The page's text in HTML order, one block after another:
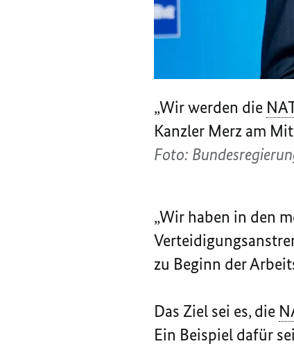
„Wir werden die
Kanzler Merz am
Foto:
„Wir haben in den
zu Beginn der
Das Ziel sei es, die
Ein Beispiel dafür